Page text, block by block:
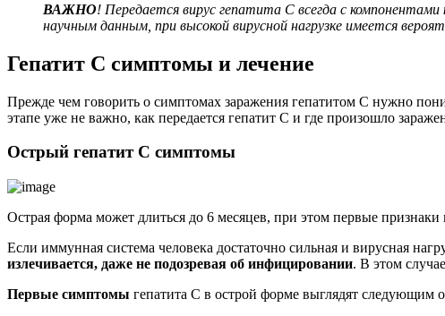
ВАЖНО! Передается вирус гепатита С всегда с
научным данным, при высокой вирусной нагрузке имеется
Гепатит С симптомы и лечение
Прежде чем говорить о симптомах заражения гепатитом С нужно
этапе уже не важно, как передается гепатит С и где произошло
Острый гепатит С симптомы
Острая форма может длиться до 6 месяцев, при этом первые
Если иммунная система человека достаточно сильная и вирусная
излечивается, даже не подозревая об инфицировании. В этом
Первые симптомы гепатита С в острой форме выглядят следующим